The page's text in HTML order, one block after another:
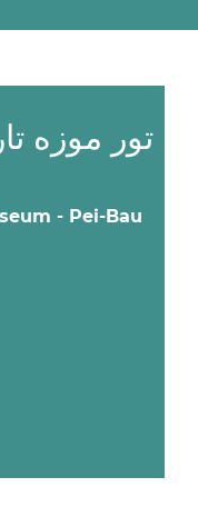
تور موزه
- Pei-Bau